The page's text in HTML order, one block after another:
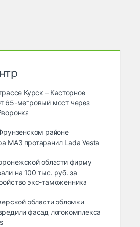
Курск – Касторное
65-метровый мост через
районе
МАЗ протаранил Lada Vesta
области фирму
на 100 тыс. руб. за
экс-таможенника
области обломки
фасад логокомплекса